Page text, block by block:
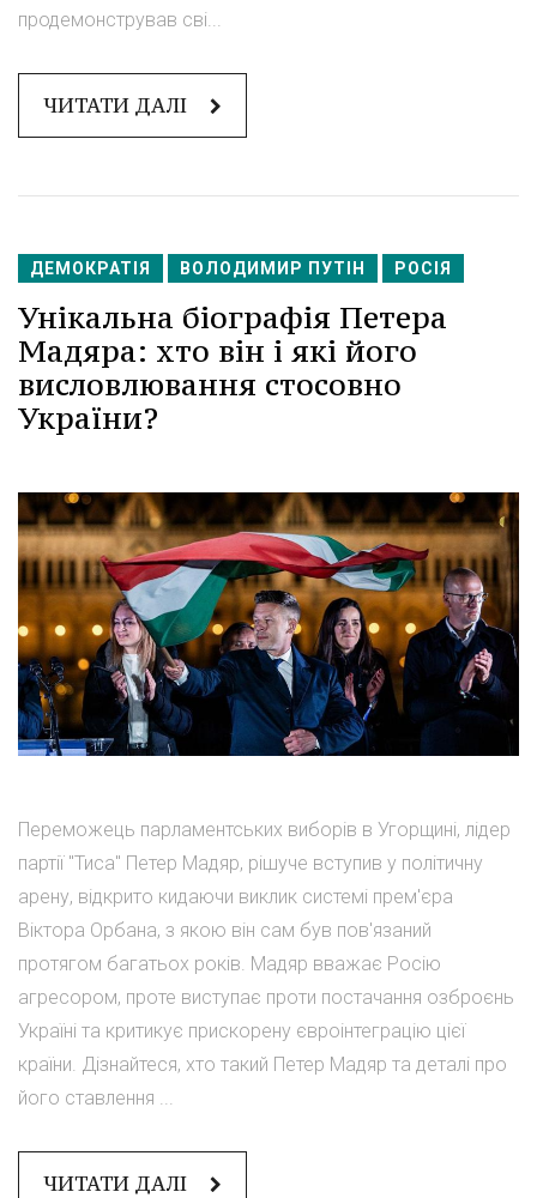
продемонстрував сві...
ЧИТАТИ ДАЛІ
ДЕМОКРАТІЯ ВОЛОДИМИР ПУТІН РОСІЯ
Унікальна біографія Петера
Мадяра: хто він і які його
висловлювання стосовно
України?
Переможець парламентських виборів в Угорщині, лідер
партії "Тиса" Петер Мадяр, рішуче вступив у політичну
арену, відкрито кидаючи виклик системі прем'єра
Віктора Орбана, з якою він сам був пов'язаний
протягом багатьох років. Мадяр вважає Росію
агресором, проте виступає проти постачання озброєнь
Україні та критикує прискорену євроінтеграцію цієї
країни. Дізнайтеся, хто такий Петер Мадяр та деталі про
його ставлення ...
ЧИТАТИ ДАЛІ